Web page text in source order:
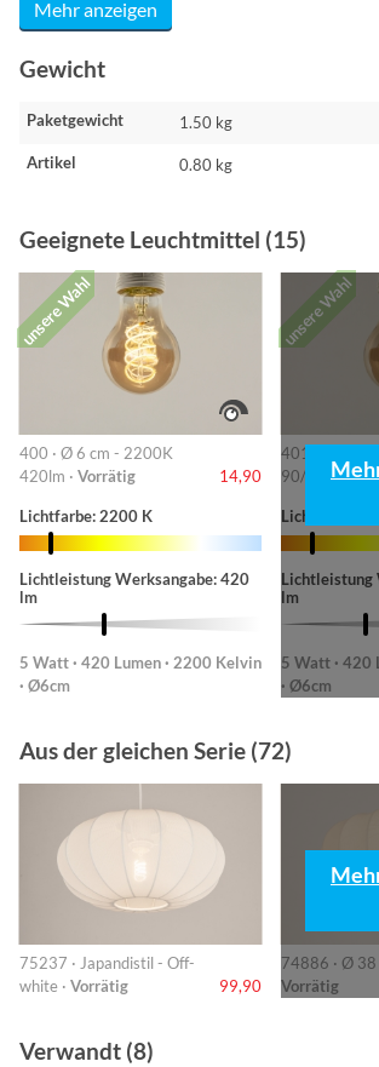
Mehr anzeigen
Gewicht
Paketgewicht 1.50 kg
Artikel 0.80 kg
Geeignete Leuchtmittel (15)
unsere Wahl
400 · Ø 6 cm - 2200K
420lm · Vorrätig 14,90
Lichtfarbe: 2200 K
Lichtleistung Werksangabe: 420
lm
5 Watt · 420 Lumen · 2200 Kelvin
· Ø6cm
unsere Wahl
401 · 6cm-
90/220/
Lichtfarbe:
Lichtleistung
lm
5 Watt · 420
· Ø6cm
Aus der gleichen Serie (72)
75237 · Japandistil - Off-
white · Vorrätig 99,90
74886 · Ø 38
Vorrätig
Verwandt (8)